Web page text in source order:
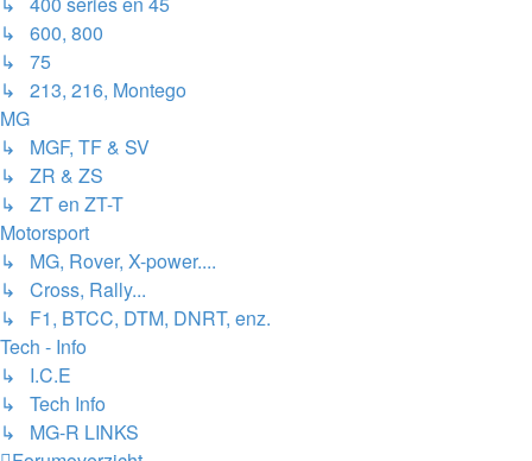
↳ 600, 800
↳ 75
↳ 213, 216, Montego
MG
↳ MGF, TF & SV
↳ ZR & ZS
↳ ZT en ZT-T
Motorsport
↳ MG, Rover, X-power....
↳ Cross, Rally...
↳ F1, BTCC, DTM, DNRT, enz.
Tech - Info
↳ I.C.E
↳ Tech Info
↳ MG-R LINKS